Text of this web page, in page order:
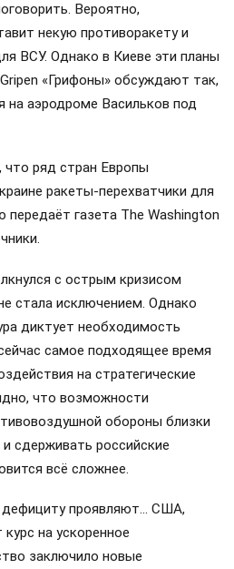
Вероятно,
некую противоракету и
ВСУ. Однако в Киеве эти планы
«Грифоны» обсуждают так,
на аэродроме Васильков под
что ряд стран Европы
ракеты-перехватчики для
газета The Washington
с острым кризисом
стала исключением. Однако
диктует необходимость
самое подходящее время
на стратегические
что возможности
обороны близки
сдерживать российские
всё сложнее.
проявляют… США,
на ускоренное
заключило новые